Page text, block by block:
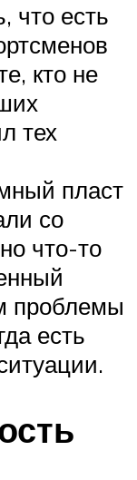
что есть
кто не
тех
пласт
со
что-то
проблемы
есть